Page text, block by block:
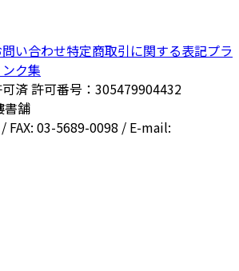
い合わせ特定商取引に関する表記プラ
ンク集
済 許可番号：305479904432
書舗
FAX: 03-5689-0098 / E-mail: